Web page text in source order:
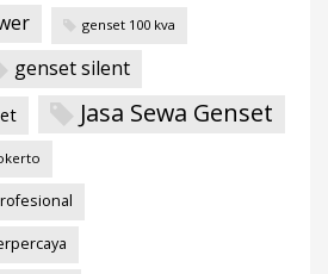
genset 100 kva
genset silent
Jasa Sewa Genset